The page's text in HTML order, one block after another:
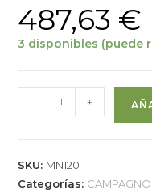
487,63 €
3 disponibles (puede
- +
SKU: MN120
Categorías: